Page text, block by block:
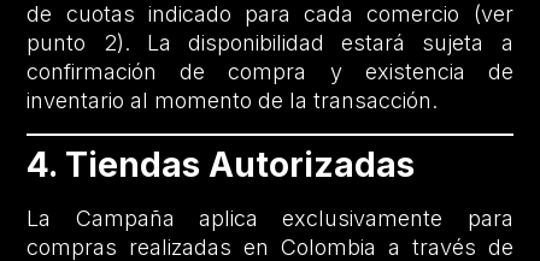
de cuotas indicado para cada comercio (ver
punto 2). La disponibilidad estará sujeta a
confirmación de compra y existencia de
inventario al momento de la transacción.
4. Tiendas Autorizadas
La Campaña aplica exclusivamente para
compras realizadas en Colombia a través de